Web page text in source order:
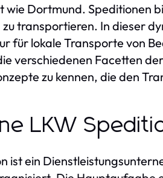
wie Dortmund. Speditionen
transportieren. In dieser
für lokale Transporte von
verschiedenen Facetten
zu kennen, die den
LKW
ist ein